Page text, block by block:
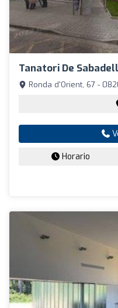
Tanatori De Sabadell
Ronda d'Orient, 67 -
Horario